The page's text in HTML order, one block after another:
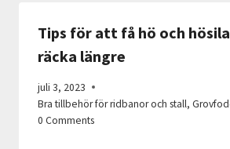
Tips för att få hö och
räcka längre
juli 3, 2023
Bra tillbehör för ridbanor och stall,
0 Comments